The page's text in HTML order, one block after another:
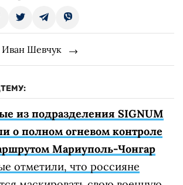
Шевчук
из подразделения SIGNUM
о полном огневом контроле
Мариуполь-Чонгар
отметили, что россияне